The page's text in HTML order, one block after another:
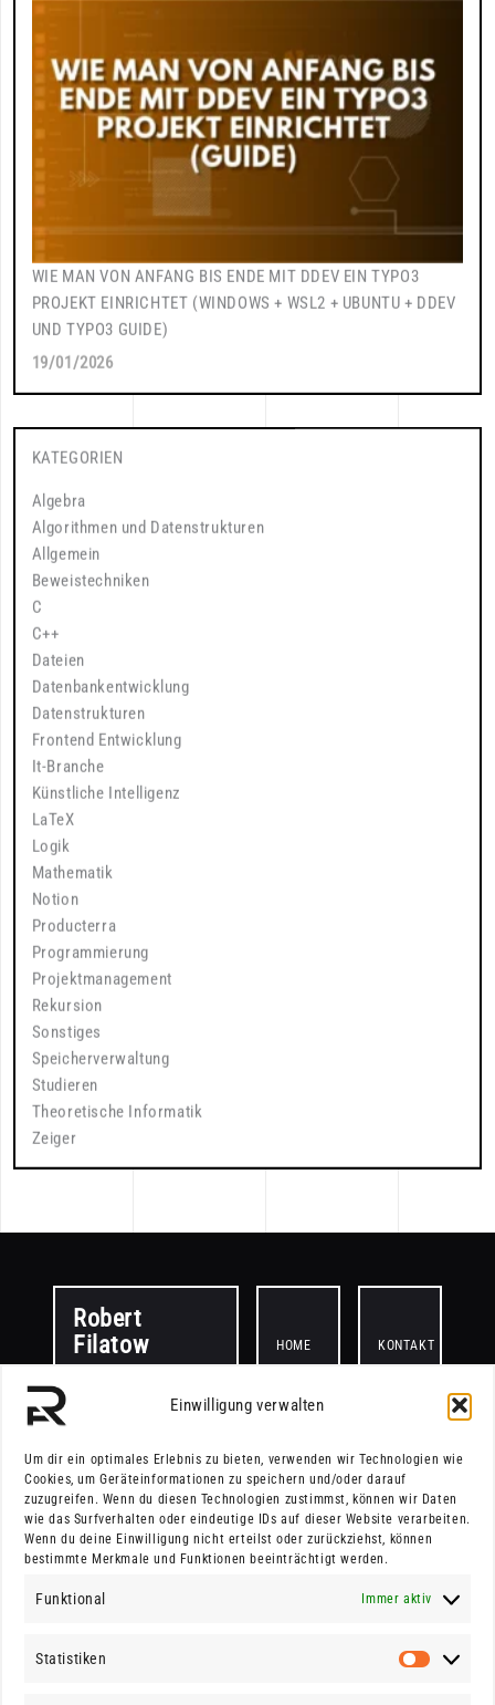
Einwilligung verwalten
Um dir ein optimales Erlebnis zu bieten, verwenden wir Technologien wie
Cookies, um Geräteinformationen zu speichern und/oder darauf
zuzugreifen. Wenn du diesen Technologien zustimmst, können wir Daten
wie das Surfverhalten oder eindeutige IDs auf dieser Website verarbeiten.
Wenn du deine Einwilligung nicht erteilst oder zurückziehst, können
bestimmte Merkmale und Funktionen beeinträchtigt werden.
Funktional Immer aktiv
Statistiken
WIE MAN VON ANFANG BIS ENDE MIT DDEV EIN TYPO3
PROJEKT EINRICHTET (WINDOWS + WSL2 + UBUNTU + DDEV
UND TYPO3 GUIDE)
19/01/2026
KATEGORIEN
Algebra
Algorithmen und Datenstrukturen
Allgemein
Beweistechniken
C
C++
Dateien
Datenbankentwicklung
Datenstrukturen
Frontend Entwicklung
It-Branche
Künstliche Intelligenz
LaTeX
Logik
Mathematik
Notion
Producterra
Programmierung
Projektmanagement
Rekursion
Sonstiges
Speicherverwaltung
Studieren
Theoretische Informatik
Zeiger
Robert
Filatow
HOME
PROJEKTE
KONTAKT
in
© 2025.